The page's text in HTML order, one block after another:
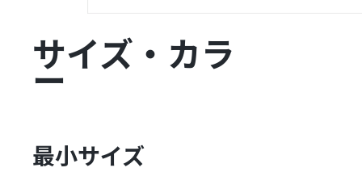
サイズ・カラ
ー
最小サイズ